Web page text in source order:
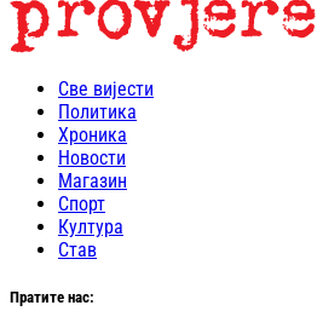
Све вијести
Политика
Хроника
Новости
Магазин
Спорт
Култура
Став
Пратите нас: